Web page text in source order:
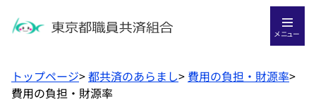
メニュー
トップページ>都共済のあらまし> 費用の負担・財源率>
費用の負担・財源率